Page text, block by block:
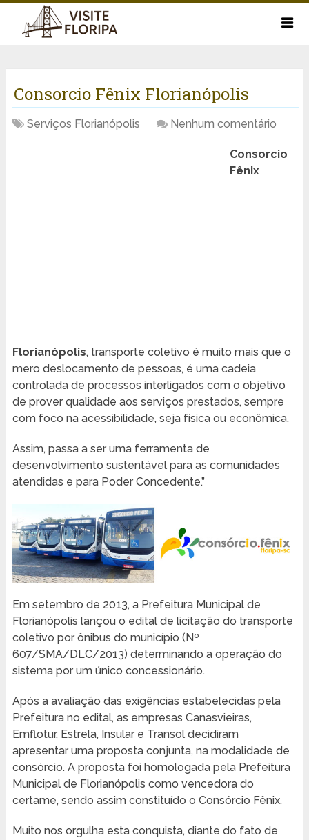
Consorcio Fênix Florianópolis
Serviços Florianópolis Nenhum comentário
Consorcio
Fênix
Florianópolis, transporte coletivo é muito mais que o
mero deslocamento de pessoas, é uma cadeia
controlada de processos interligados com o objetivo
de prover qualidade aos serviços prestados, sempre
com foco na acessibilidade, seja física ou econômica.
Assim, passa a ser uma ferramenta de
desenvolvimento sustentável para as comunidades
atendidas e para Poder Concedente.”
Em setembro de 2013, a Prefeitura Municipal de
Florianópolis lançou o edital de licitação do transporte
coletivo por ônibus do município (Nº
607/SMA/DLC/2013) determinando a operação do
sistema por um único concessionário.
Após a avaliação das exigências estabelecidas pela
Prefeitura no edital, as empresas Canasvieiras,
Emflotur, Estrela, Insular e Transol decidiram
apresentar uma proposta conjunta, na modalidade de
consórcio. A proposta foi homologada pela Prefeitura
Municipal de Florianópolis como vencedora do
certame, sendo assim constituído o Consórcio Fênix.
Muito nos orgulha esta conquista, diante do fato de